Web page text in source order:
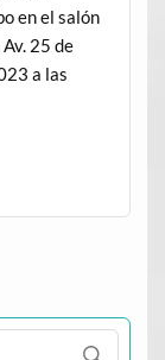
en el salón
25 de
a las